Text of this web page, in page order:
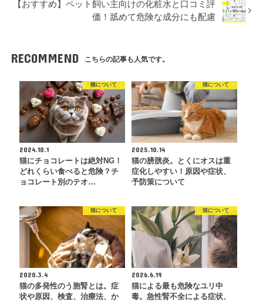
【おすすめ】ペット飼い主向けの化粧水と口コミ評
価！舐めて危険な成分にも配慮
RECOMMEND こちらの記事も人気です。
猫について
2024.10.1
猫にチョコレートは絶対NG！
どれくらい食べると危険？チ
ョコレート別のテオ…
猫について
2025.10.14
猫の膀胱炎。とくにオスは重
症化しやすい！原因や症状、
予防策について
猫について
2020.3.4
猫の多発性のう胞腎とは。症
状や原因、検査、治療法、か
猫について
2026.6.19
猫による最も危険なユリ中
毒。急性腎不全による症状、